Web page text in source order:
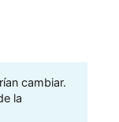
cambiar.
la